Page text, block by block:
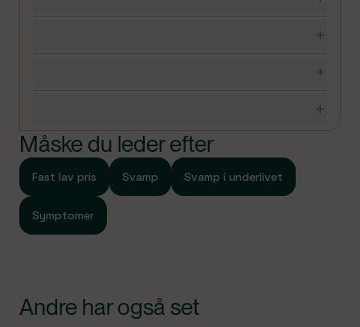
Måske du leder efter
Fast lav pris Svamp Svamp i underlivet
Symptomer
Andre har også set